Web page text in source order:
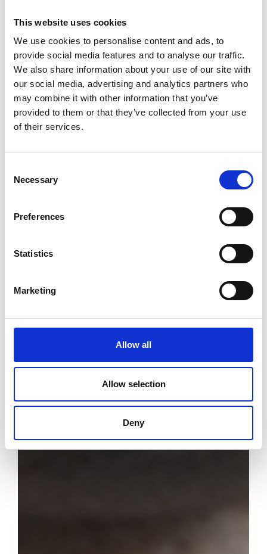
This website uses cookies
We use cookies to personalise content and ads, to
provide social media features and to analyse our traffic.
We also share information about your use of our site with
our social media, advertising and analytics partners who
may combine it with other information that you’ve
provided to them or that they’ve collected from your use
of their services.
Selection
Necessary
Preferences
Statistics
Marketing
Allow all
Allow selection
Deny